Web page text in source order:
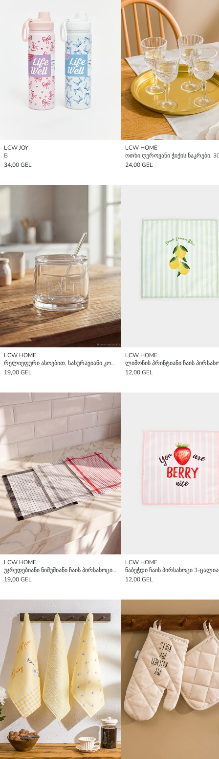
LCW JOY
B
34,00 GEL
LCW HOME
ოთხი ღეროვანი ჭიქის ნაკრები,
24,00 GEL
LCW HOME
რელიეფური ასოებით, სახურავიანი კოვზით მინის თასი
19,00 GEL
LCW HOME
12,00 GEL
LCW HOME
უჯრედებიანი ნიმუშიანი ჩაის პირსახოცი 3 ნაწილი 40x60 სმ
19,00 GEL
LCW HOME
12,00 GEL